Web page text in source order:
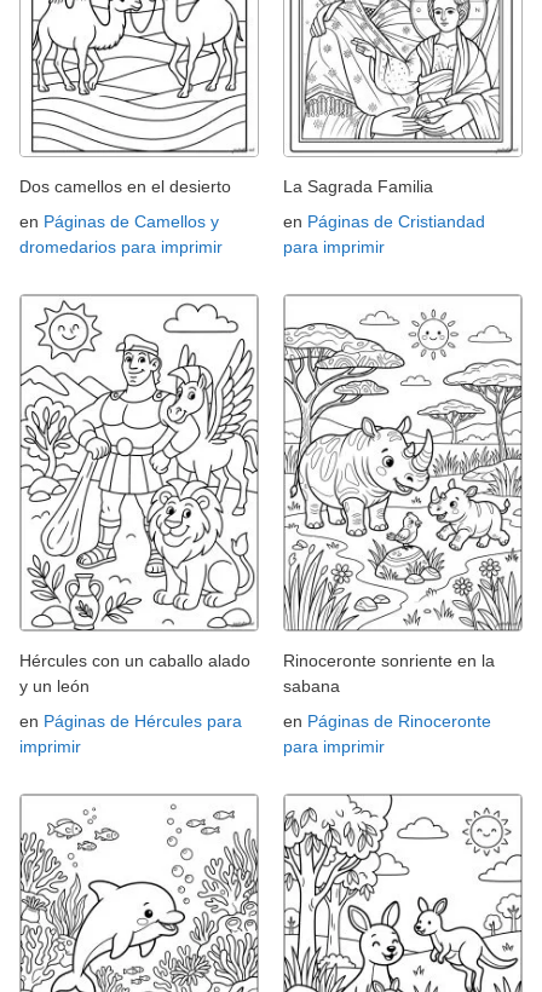
Dos camellos en el desierto
en Páginas de Camellos y
dromedarios para imprimir
La Sagrada Familia
en Páginas de Cristiandad
para imprimir
Hércules con un caballo alado
y un león
en Páginas de Hércules para
imprimir
Rinoceronte sonriente en la
sabana
en Páginas de Rinoceronte
para imprimir